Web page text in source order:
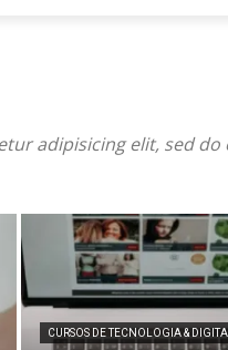
adipisicing elit, sed
CURSOS DE TECNOLOGIA & DIGITAL